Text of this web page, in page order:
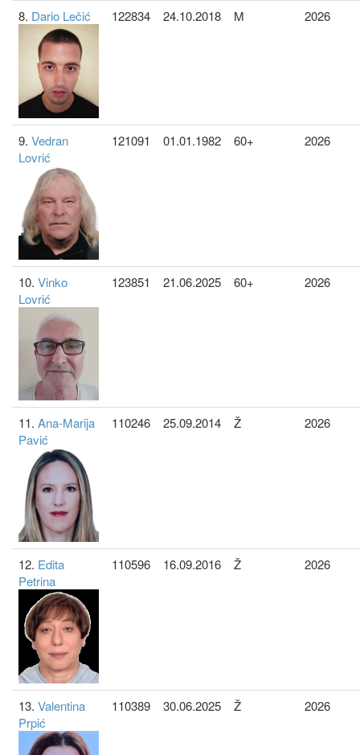
8. Dario Lečić 122834 24.10.2018 M 2026
9. Vedran
Lovrić
121091 01.01.1982 60+ 2026
10. Vinko
Lovrić
123851 21.06.2025 60+ 2026
11. Ana-Marija
Pavić
110246 25.09.2014 Ž 2026
12. Edita
Petrina
110596 16.09.2016 Ž 2026
13. Valentina
Prpić
110389 30.06.2025 Ž 2026